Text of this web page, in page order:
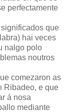
perfectamente
que
hai veces
nalgo polo
noutros
comezaron as
Ribadeo, e que
á nosa
mediante